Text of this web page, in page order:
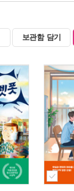
보관함 담기